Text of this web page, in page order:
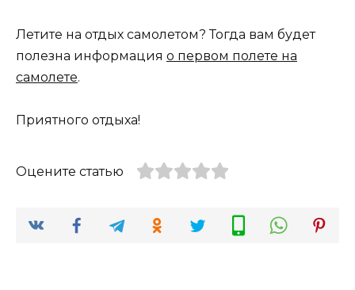
Летите на отдых самолетом? Тогда вам будет
полезна информация о первом полете на
самолете.
Приятного отдыха!
Оцените статью